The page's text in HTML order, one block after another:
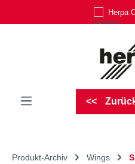
Zum Hauptinhalt springenHerpa
Produkt-Archiv Wings